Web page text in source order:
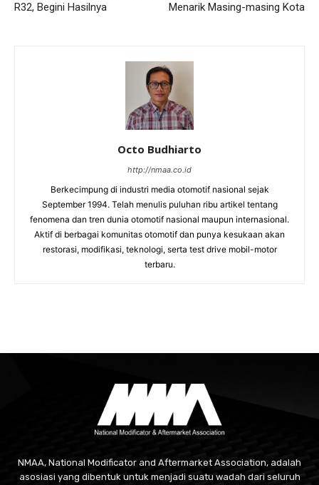
R32, Begini Hasilnya
Menarik Masing-masing Kota
Octo Budhiarto
http://nmaa.co.id
Berkecimpung di industri media otomotif nasional sejak
September 1994. Telah menulis puluhan ribu artikel tentang
fenomena dan tren dunia otomotif nasional maupun internasional.
Aktif di berbagai komunitas otomotif dan punya kesukaan akan
restorasi, modifikasi, teknologi, serta test drive mobil-motor
terbaru.
NMAA, National Modificator and Aftermarket Association, adalah
asosiasi yang dibentuk untuk menjadi suatu wadah dari seluruh